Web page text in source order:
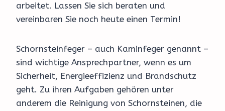
arbeitet. Lassen Sie sich beraten und
vereinbaren Sie noch heute einen Termin!
Schornsteinfeger – auch Kaminfeger genannt –
sind wichtige Ansprechpartner, wenn es um
Sicherheit, Energieeffizienz und Brandschutz
geht. Zu ihren Aufgaben gehören unter
anderem die Reinigung von Schornsteinen, die